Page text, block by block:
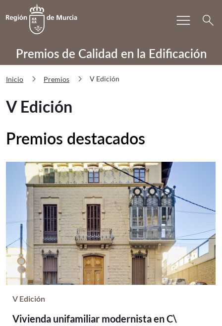
PRECAE V Edición
Volver a
Ir a
menu search
Premios de Calidad en la Edificación
Inicio chevron_right Premios chevron_right V Edición
V Edición
Premios destacados
V Edición
Vivienda unifamiliar modernista en C\